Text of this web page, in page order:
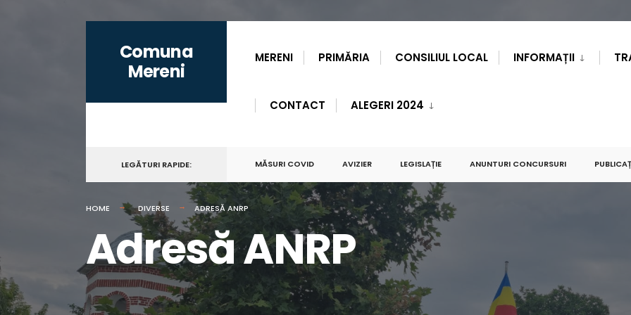
content
Comuna
Mereni
MERENI PRIMĂRIA CONSILIUL LOCAL INFORMAȚII
CONTACT ALEGERI 2024
LEGĂTURI RAPIDE: MĂSURI COVID AVIZIER LEGISLAȚIE ANUNTURI CONCURSURI
HOME DIVERSE ADRESĂ ANRP
Adresă ANRP